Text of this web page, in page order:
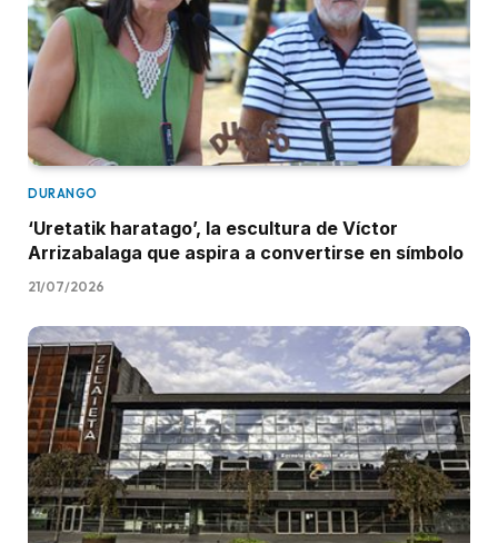
DURANGO
‘Uretatik haratago’, la escultura de Víctor
Arrizabalaga que aspira a convertirse en símbolo
21/07/2026